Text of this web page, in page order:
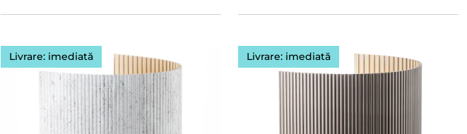
Livrare: imediată Livrare: imediată